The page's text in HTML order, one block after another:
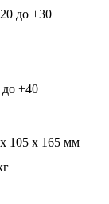
до +30
до +40
105 x 165 мм